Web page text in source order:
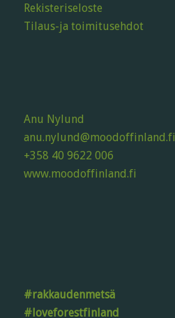
Rekisteriseloste
Tilaus-ja toimitusehdot
Anu Nylund
anu.nylund@moodoffinland.fi
+358 40 9622 006
www.moodoffinland.fi
#rakkaudenmetsä
#loveforestfinland